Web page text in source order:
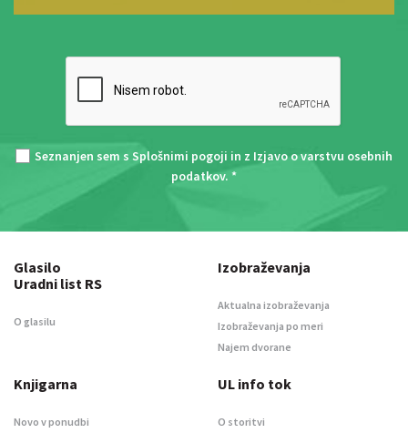
Seznanjen sem s Splošnimi pogoji in z Izjavo o varstvu osebnih
podatkov. *
Glasilo
Uradni list RS
O glasilu
Izobraževanja
Aktualna izobraževanja
Izobraževanja po meri
Najem dvorane
Knjigarna
Novo v ponudbi
UL info tok
O storitvi